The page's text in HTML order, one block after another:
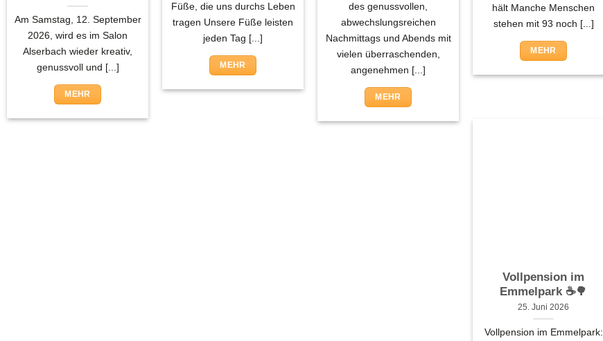
Am Samstag, 12. September
2026, wird es im Salon
Alserbach wieder kreativ,
genussvoll und [...]
MEHR
Füße, die uns durchs Leben
tragen Unsere Füße leisten
jeden Tag [...]
MEHR
des genussvollen,
abwechslungsreichen
Nachmittags und Abends mit
vielen überraschenden,
angenehmen [...]
MEHR
hält Manche Menschen
stehen mit 93 noch [...]
MEHR
Vollpension im
Emmelpark ☕🌳
25. Juni 2026
Vollpension im Emmelpark: